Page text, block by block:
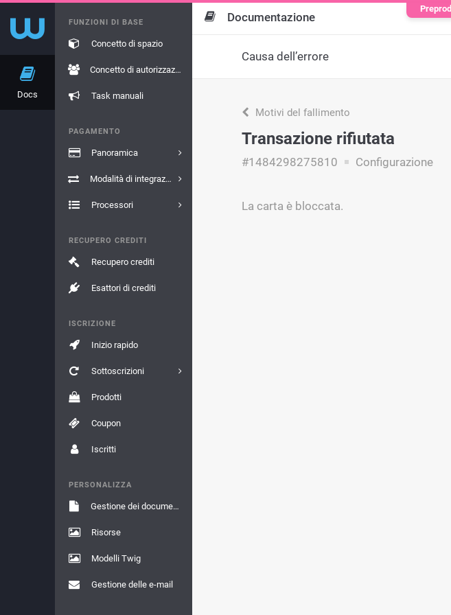
Docs
FUNZIONI DI BASE
Concetto di spazio
Concetto di autorizzazione
Task manuali
PAGAMENTO
Panoramica
Modalità di integrazione
Processori
RECUPERO CREDITI
Recupero crediti
Esattori di crediti
ISCRIZIONE
Inizio rapido
Sottoscrizioni
Prodotti
Coupon
Iscritti
PERSONALIZZA
Gestione dei documenti
Risorse
Modelli Twig
Gestione delle e-mail
Documentazione
Causa dell’errore
Motivi del fallimento
Transazione rifiutata
#1484298275810 Configurazione
La carta è bloccata.
Preprod